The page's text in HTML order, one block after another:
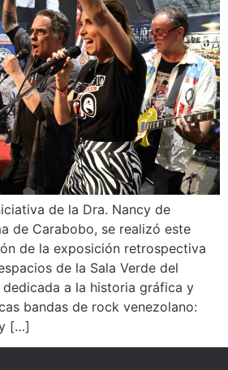
de la Dra. Nancy de
de Carabobo, se realizó este
de la exposición retrospectiva
de la Sala Verde del
dedicada a la historia gráfica y
bandas de rock venezolano:
[…]